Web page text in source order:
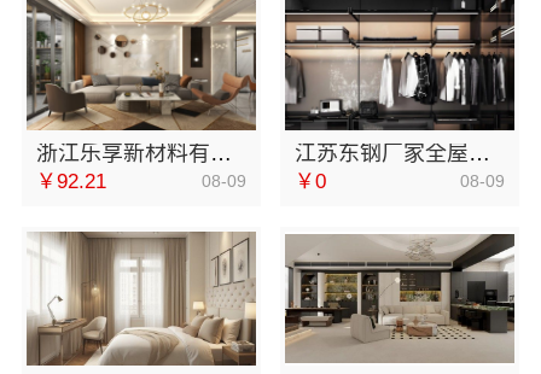
浙江乐享新材料有限公司：家庭装潢基础工程施工案例
￥92.21 08-09
江苏东钢厂家全屋不锈钢定制生产基地兴化：江苏东钢金属科技有限公司
￥0 08-09